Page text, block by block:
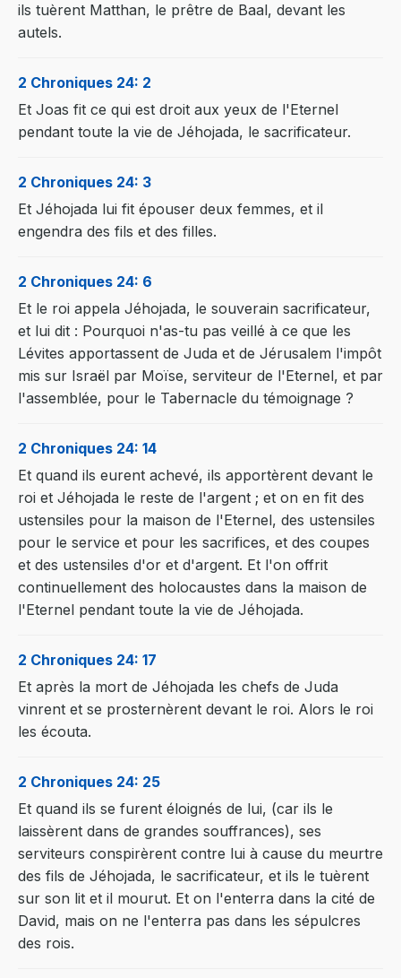
ils tuèrent Matthan, le prêtre de Baal, devant les
autels.
2 Chroniques 24: 2
Et Joas fit ce qui est droit aux yeux de l'Eternel
pendant toute la vie de Jéhojada, le sacrificateur.
2 Chroniques 24: 3
Et Jéhojada lui fit épouser deux femmes, et il
engendra des fils et des filles.
2 Chroniques 24: 6
Et le roi appela Jéhojada, le souverain sacrificateur,
et lui dit : Pourquoi n'as-tu pas veillé à ce que les
Lévites apportassent de Juda et de Jérusalem l'impôt
mis sur Israël par Moïse, serviteur de l'Eternel, et par
l'assemblée, pour le Tabernacle du témoignage ?
2 Chroniques 24: 14
Et quand ils eurent achevé, ils apportèrent devant le
roi et Jéhojada le reste de l'argent ; et on en fit des
ustensiles pour la maison de l'Eternel, des ustensiles
pour le service et pour les sacrifices, et des coupes
et des ustensiles d'or et d'argent. Et l'on offrit
continuellement des holocaustes dans la maison de
l'Eternel pendant toute la vie de Jéhojada.
2 Chroniques 24: 17
Et après la mort de Jéhojada les chefs de Juda
vinrent et se prosternèrent devant le roi. Alors le roi
les écouta.
2 Chroniques 24: 25
Et quand ils se furent éloignés de lui, (car ils le
laissèrent dans de grandes souffrances), ses
serviteurs conspirèrent contre lui à cause du meurtre
des fils de Jéhojada, le sacrificateur, et ils le tuèrent
sur son lit et il mourut. Et on l'enterra dans la cité de
David, mais on ne l'enterra pas dans les sépulcres
des rois.